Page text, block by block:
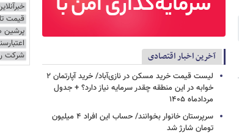
آخرین اخبار اقتصادی
لیست قیمت خرید مسکن در نازی‌آباد/ خرید آپارتمان ۲
خوابه در این منطقه چقدر سرمایه نیاز دارد؟ + جدول
مردادماه ۱۴۰۵
سرپرستان خانوار بخوانند/ حساب این افراد ۴ میلیون
تومان شارژ شد
قیمت
پرشین
شرکت